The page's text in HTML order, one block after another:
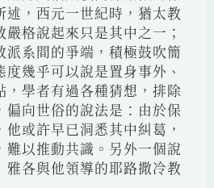
述，西元一世紀時，猶太教
格說起來只是其中之一；
派系間的爭端，積極鼓吹簡
幾乎可以說是置身事外、
，學者有過各種猜想，排除
偏向世俗的說法是：由於保
或許早已洞悉其中糾葛，
難以推動共識。另外一個說
雅各與他領導的耶路撒冷教